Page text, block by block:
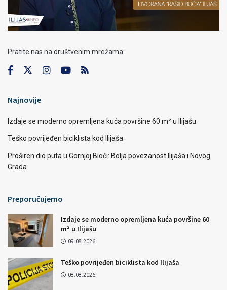
Pratite nas na društvenim mrežama:
Najnovije
Izdaje se moderno opremljena kuća površine 60 m² u Ilijašu
Teško povrijeđen biciklista kod Ilijaša
Proširen dio puta u Gornjoj Bioči: Bolja povezanost Ilijaša i Novog
Grada
Preporučujemo
Izdaje se moderno opremljena kuća površine 60
m² u Ilijašu
09.08.2026.
Teško povrijeđen biciklista kod Ilijaša
08.08.2026.